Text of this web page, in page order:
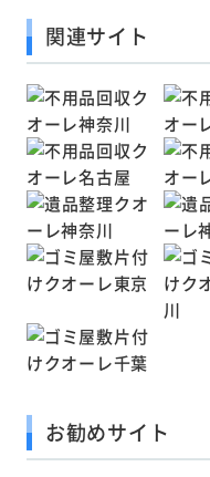
関連サイト
お勧めサイト